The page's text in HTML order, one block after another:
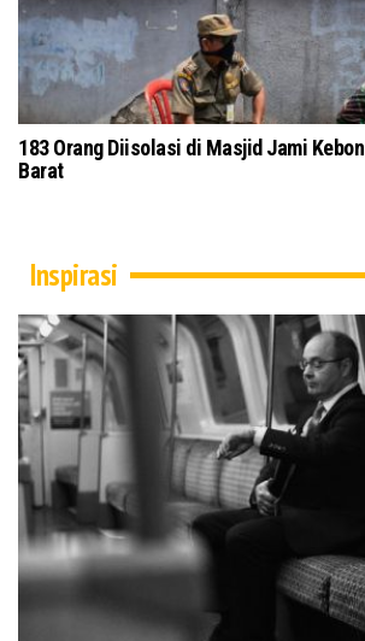
Masjid Pusdai Bandung Terapkan Protokol
Inspirasi